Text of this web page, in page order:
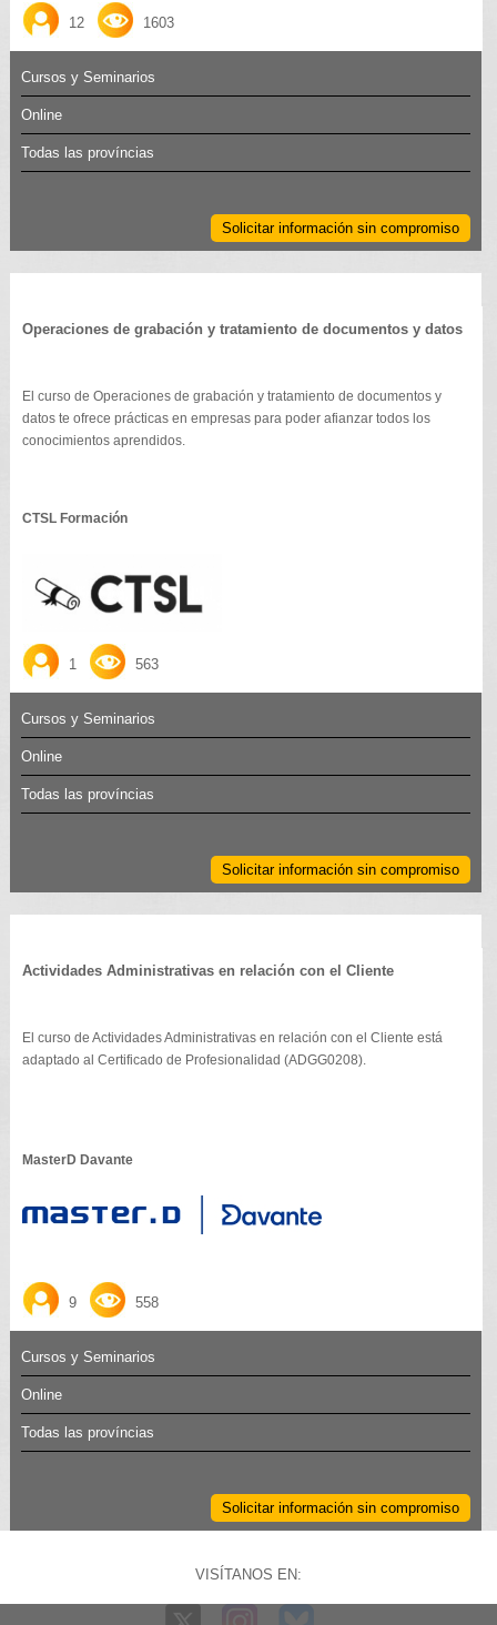
12 1603
Cursos y Seminarios
Online
Todas las províncias
Solicitar información sin compromiso
Operaciones de grabación y tratamiento de documentos y datos
El curso de Operaciones de grabación y tratamiento de documentos y
datos te ofrece prácticas en empresas para poder afianzar todos los
conocimientos aprendidos.
CTSL Formación
1 563
Cursos y Seminarios
Online
Todas las províncias
Solicitar información sin compromiso
Actividades Administrativas en relación con el Cliente
El curso de Actividades Administrativas en relación con el Cliente está
adaptado al Certificado de Profesionalidad (ADGG0208).
MasterD Davante
9 558
Cursos y Seminarios
Online
Todas las províncias
Solicitar información sin compromiso
VISÍTANOS EN: